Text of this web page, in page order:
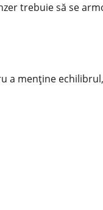
trebuie să se
a menține